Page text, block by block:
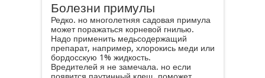
Болезни примулы
Редко. но многолетняя садовая примула
может поражаться корневой гнилью.
Надо применить медьсодержащий
препарат, например, хлорокись меди или
бордосскую 1% жидкость.
Вредителей я не замечала. но если